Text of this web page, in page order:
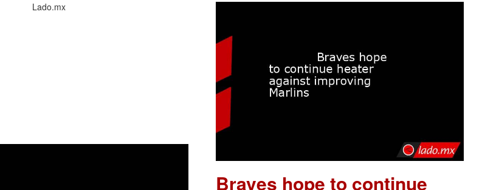
Lado.mx
Braves hope to continue